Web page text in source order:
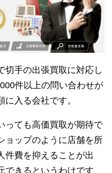
切手の出張買取に対応し
件以上の問い合わせが
入る会社です。
っても高価買取が期待で
ョップのように店舗を所
件費を抑えることが出
できるというわけです